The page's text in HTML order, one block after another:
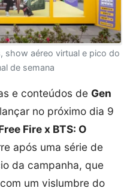
show aéreo virtual e pico do
de semana
e conteúdos de Gen
no próximo dia 9
Fire x BTS: O
após uma série de
da campanha, que
um vislumbre do